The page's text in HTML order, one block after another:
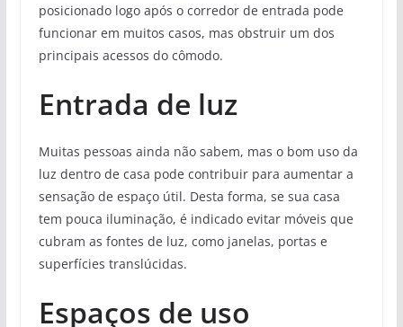
posicionado logo após o corredor de entrada pode
funcionar em muitos casos, mas obstruir um dos
principais acessos do cômodo.
Entrada de luz
Muitas pessoas ainda não sabem, mas o bom uso da
luz dentro de casa pode contribuir para aumentar a
sensação de espaço útil. Desta forma, se sua casa
tem pouca iluminação, é indicado evitar móveis que
cubram as fontes de luz, como janelas, portas e
superfícies translúcidas.
Espaços de uso